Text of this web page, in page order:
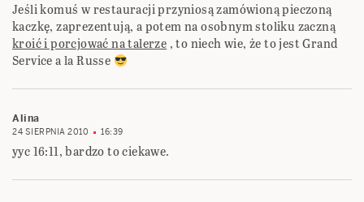
Jeśli komuś w restauracji przyniosą zamówioną pieczoną
kaczkę, zaprezentują, a potem na osobnym stoliku zaczną
kroić i porcjować na talerze , to niech wie, że to jest Grand
Service a la Russe
Alina
24 SIERPNIA 2010 16:39
yyc 16:11, bardzo to ciekawe.